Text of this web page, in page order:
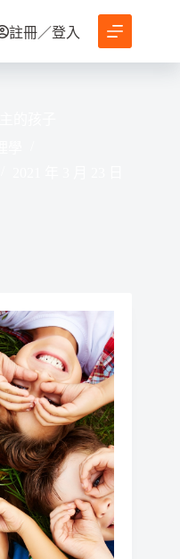
註冊／登入